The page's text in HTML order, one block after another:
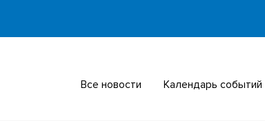
Все новости Календарь событий